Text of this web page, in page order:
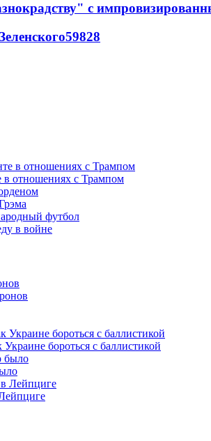
с
59828
в отношениях с Трампом
футбол
в войне
бороться с баллистикой